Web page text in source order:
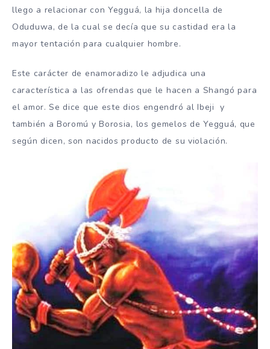
llego a relacionar con Yegguá, la hija doncella de
Oduduwa, de la cual se decía que su castidad era la
mayor tentación para cualquier hombre.
Este carácter de enamoradizo le adjudica una
característica a las ofrendas que le hacen a Shangó para
el amor. Se dice que este dios engendró al Ibeji y
también a Boromú y Borosia, los gemelos de Yegguá, que
según dicen, son nacidos producto de su violación.